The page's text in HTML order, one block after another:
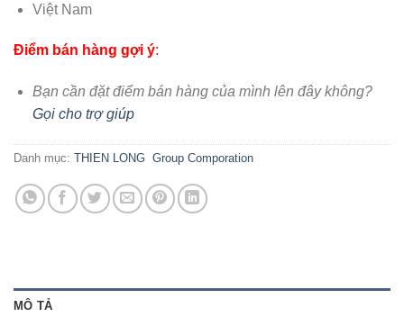
Việt Nam
Điểm bán hàng gợi ý:
Bạn cần đặt điểm bán hàng của mình lên đây không?
Gọi cho trợ giúp
Danh mục: THIEN LONG Group Comporation
MÔ TẢ